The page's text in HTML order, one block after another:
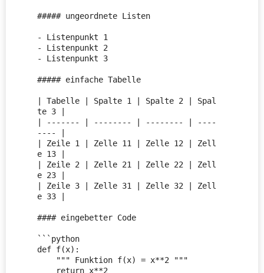
##### ungeordnete Listen
- Listenpunkt 1
- Listenpunkt 2
- Listenpunkt 3
##### einfache Tabelle
| Tabelle | Spalte 1 | Spalte 2 | Spal
te 3 |
| ------- | -------- | -------- | ----
---- |
| Zeile 1 | Zelle 11 | Zelle 12 | Zell
e 13 |
| Zeile 2 | Zelle 21 | Zelle 22 | Zell
e 23 |
| Zeile 3 | Zelle 31 | Zelle 32 | Zell
e 33 |
#### eingebetter Code
```python
def f(x):